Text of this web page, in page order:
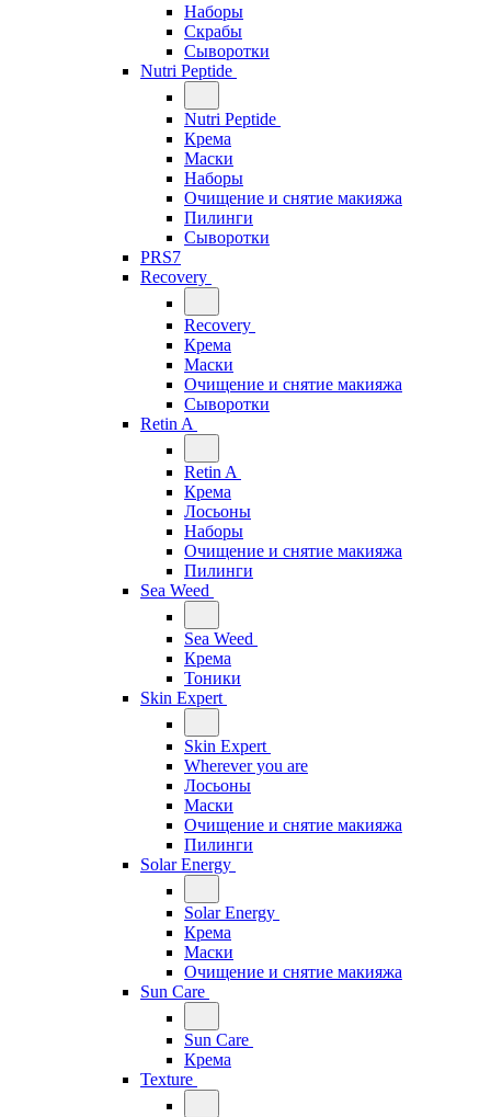
Наборы
Скрабы
Сыворотки
Nutri Peptide
Nutri Peptide
Крема
Маски
Наборы
Очищение и снятие макияжа
Пилинги
Сыворотки
PRS7
Recovery
Recovery
Крема
Маски
Очищение и снятие макияжа
Сыворотки
Retin A
Retin A
Крема
Лосьоны
Наборы
Очищение и снятие макияжа
Пилинги
Sea Weed
Sea Weed
Крема
Тоники
Skin Expert
Skin Expert
Wherever you are
Лосьоны
Маски
Очищение и снятие макияжа
Пилинги
Solar Energy
Solar Energy
Крема
Маски
Очищение и снятие макияжа
Sun Care
Sun Care
Крема
Texture